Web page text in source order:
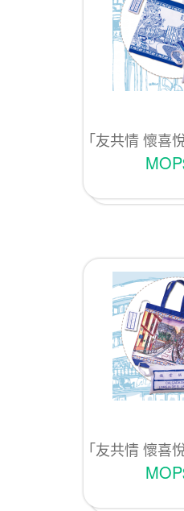
「友共情 懷喜
列Ｅ款「亞
「友共情 懷喜
列Ｄ款「瘋